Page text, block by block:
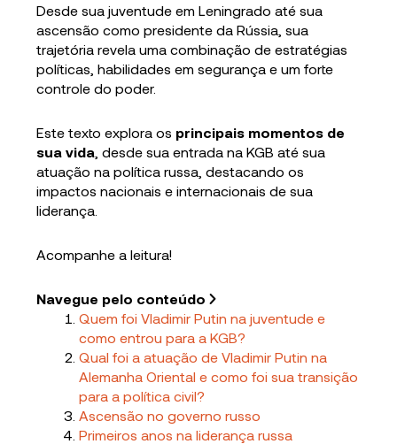
Desde sua juventude em Leningrado até sua
ascensão como presidente da Rússia, sua
trajetória revela uma combinação de estratégias
políticas, habilidades em segurança e um forte
controle do poder.
Este texto explora os principais momentos de
sua vida , desde sua entrada na KGB até sua
atuação na política russa, destacando os
impactos nacionais e internacionais de sua
liderança.
Acompanhe a leitura!
Navegue pelo conteúdo
Quem foi Vladimir Putin na juventude e
como entrou para a KGB?
Qual foi a atuação de Vladimir Putin na
Alemanha Oriental e como foi sua transição
para a política civil?
Ascensão no governo russo
Primeiros anos na liderança russa